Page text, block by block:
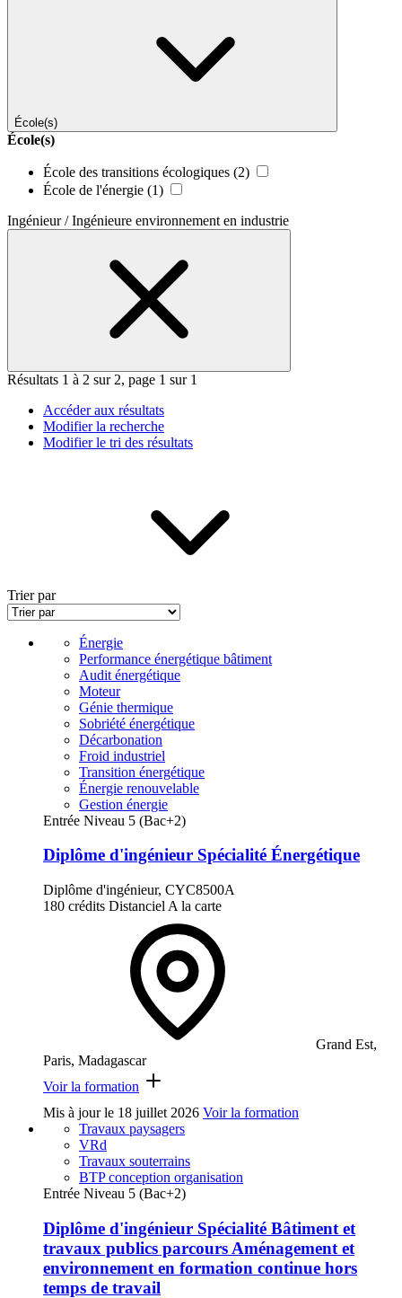
École(s)
École(s)
École des transitions écologiques (2)
École de l'énergie (1)
Ingénieur / Ingénieure environnement en industrie
Résultats 1 à 2 sur 2, page 1 sur 1
Accéder aux résultats
Modifier la recherche
Modifier le tri des résultats
Trier par
Énergie
Performance énergétique bâtiment
Audit énergétique
Moteur
Génie thermique
Sobriété énergétique
Décarbonation
Froid industriel
Transition énergétique
Énergie renouvelable
Gestion énergie
Entrée Niveau 5 (Bac+2)
Diplôme d'ingénieur Spécialité Énergétique
Diplôme d'ingénieur, CYC8500A
180 crédits Distanciel A la carte
Grand Est,
Paris, Madagascar
Voir la formation
Mis à jour le 18 juillet 2026 Voir la formation
Travaux paysagers
VRd
Travaux souterrains
BTP conception organisation
Entrée Niveau 5 (Bac+2)
Diplôme d'ingénieur Spécialité Bâtiment et
travaux publics parcours Aménagement et
environnement en formation continue hors
temps de travail